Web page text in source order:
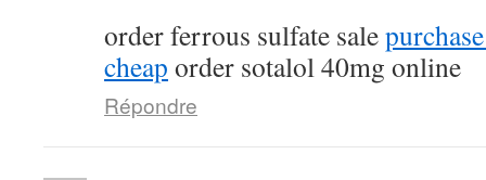
order ferrous sulfate sale
cheap order sotalol 40mg online
Répondre